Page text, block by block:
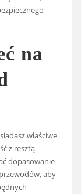
na
właściwe
z resztą
dopasowanie
aby